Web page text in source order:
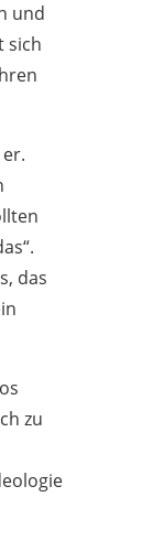
und
sich
das
zu